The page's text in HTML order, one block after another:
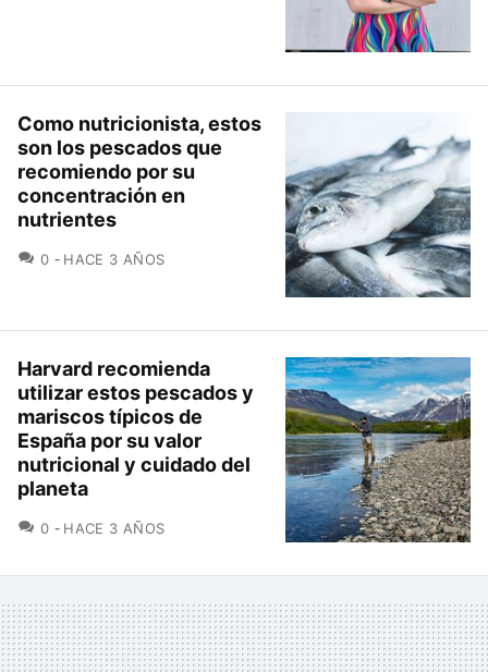
Como nutricionista, estos
son los pescados que
recomiendo por su
concentración en
nutrientes
0 COMENTARIOS
HACE 3 AÑOS
Harvard recomienda
utilizar estos pescados y
mariscos típicos de
España por su valor
nutricional y cuidado del
planeta
0 COMENTARIOS
HACE 3 AÑOS